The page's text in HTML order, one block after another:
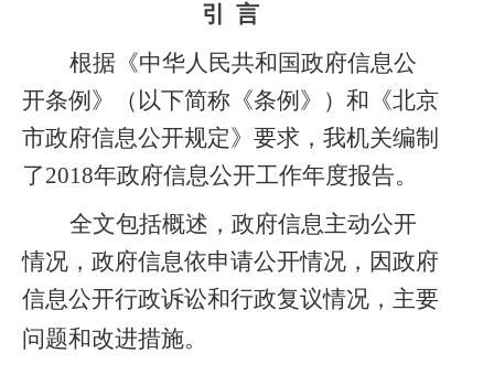
引 言
根据《中华人民共和国政府信息公
开条例》（以下简称《条例》）和《北京
市政府信息公开规定》要求，我机关编制
了2018年政府信息公开工作年度报告。
全文包括概述，政府信息主动公开
情况，政府信息依申请公开情况，因政府
信息公开行政诉讼和行政复议情况，主要
问题和改进措施。